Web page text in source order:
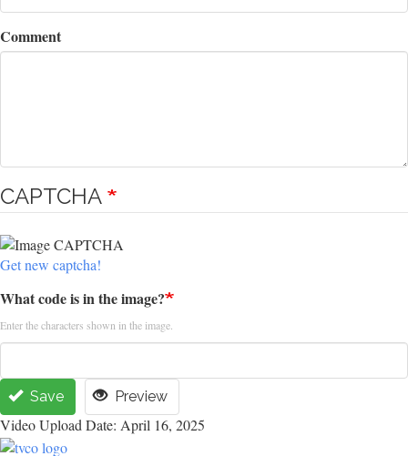
Comment
CAPTCHA
Get new captcha!
What code is in the image?
Enter the characters shown in the image.
Save Preview
Video Upload Date: April 16, 2025